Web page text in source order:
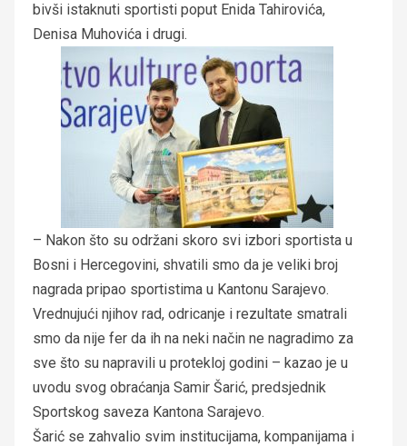
bivši istaknuti sportisti poput Enida Tahirovića,
Denisa Muhovića i drugi.
– Nakon što su održani skoro svi izbori sportista u
Bosni i Hercegovini, shvatili smo da je veliki broj
nagrada pripao sportistima u Kantonu Sarajevo.
Vrednujući njihov rad, odricanje i rezultate smatrali
smo da nije fer da ih na neki način ne nagradimo za
sve što su napravili u protekloj godini – kazao je u
uvodu svog obraćanja Samir Šarić, predsjednik
Sportskog saveza Kantona Sarajevo.
Šarić se zahvalio svim institucijama, kompanijama i